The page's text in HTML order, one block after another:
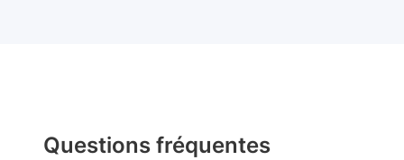
Questions fréquentes